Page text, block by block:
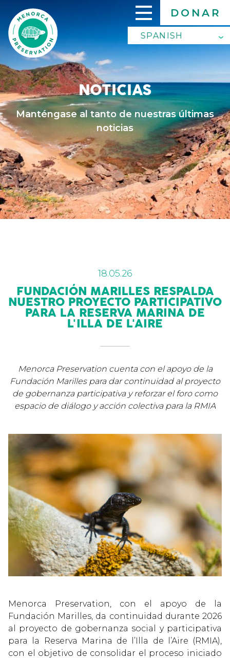
main
content
DONAR
SPANISH
SPANISH
ENGLISH
NOTICIAS
Manténgase al tanto de nuestras últimas
noticias
FUNDACIÓN MARILLES RESPALDA
NUESTRO PROYECTO PARTICIPATIVO
PARA LA RESERVA MARINA DE
L'ILLA DE L'AIRE
18.05.26
Menorca Preservation cuenta con el apoyo de la
Fundación Marilles para dar continuidad al proyecto
de gobernanza participativa y reforzar el foro como
espacio de diálogo y acción colectiva para la RMIA
Menorca Preservation, con el apoyo de la
Fundación Marilles, da continuidad durante 2026
al proyecto de gobernanza social y participativa
para la Reserva Marina de l’Illa de l’Aire (RMIA),
con el objetivo de consolidar el proceso iniciado